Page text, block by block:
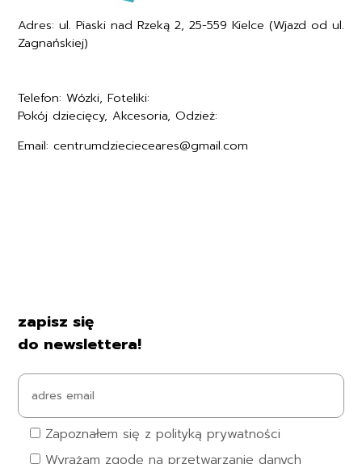
Adres: ul. Piaski nad Rzeką 2, 25-559 Kielce (Wjazd od ul.
Zagnańskiej)
Telefon: Wózki, Foteliki:
Pokój dziecięcy, Akcesoria, Odzież:
Email: centrumdziecieceares@gmail.com
zapisz się
do newslettera!
Zapoznałem się z polityką prywatności